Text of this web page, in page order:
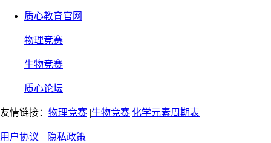
质心教育官网
物理竞赛
生物竞赛
质心论坛
友情链接： 物理竞赛 |生物竞赛|化学元素周期表
用户协议 隐私政策